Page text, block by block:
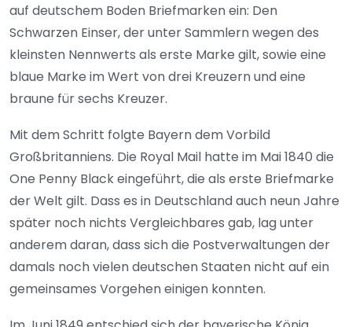
auf deutschem Boden Briefmarken ein: Den
Schwarzen Einser, der unter Sammlern wegen des
kleinsten Nennwerts als erste Marke gilt, sowie eine
blaue Marke im Wert von drei Kreuzern und eine
braune für sechs Kreuzer.
Mit dem Schritt folgte Bayern dem Vorbild
Großbritanniens. Die Royal Mail hatte im Mai 1840 die
One Penny Black eingeführt, die als erste Briefmarke
der Welt gilt. Dass es in Deutschland auch neun Jahre
später noch nichts Vergleichbares gab, lag unter
anderem daran, dass sich die Postverwaltungen der
damals noch vielen deutschen Staaten nicht auf ein
gemeinsames Vorgehen einigen konnten.